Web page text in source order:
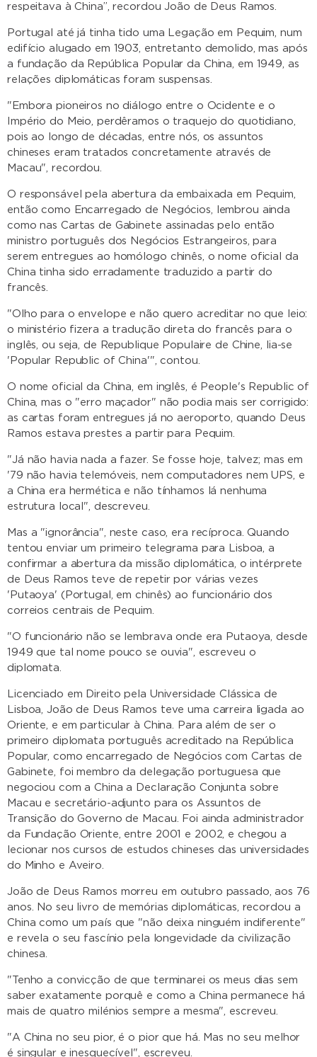
respeitava à China”, recordou João de Deus Ramos.
Portugal até já tinha tido uma Legação em Pequim, num
edifício alugado em 1903, entretanto demolido, mas após
a fundação da República Popular da China, em 1949, as
relações diplomáticas foram suspensas.
"Embora pioneiros no diálogo entre o Ocidente e o
Império do Meio, perdêramos o traquejo do quotidiano,
pois ao longo de décadas, entre nós, os assuntos
chineses eram tratados concretamente através de
Macau", recordou.
O responsável pela abertura da embaixada em Pequim,
então como Encarregado de Negócios, lembrou ainda
como nas Cartas de Gabinete assinadas pelo então
ministro português dos Negócios Estrangeiros, para
serem entregues ao homólogo chinês, o nome oficial da
China tinha sido erradamente traduzido a partir do
francês.
"Olho para o envelope e não quero acreditar no que leio:
o ministério fizera a tradução direta do francês para o
inglês, ou seja, de Republique Populaire de Chine, lia-se
'Popular Republic of China'", contou.
O nome oficial da China, em inglês, é People's Republic of
China, mas o "erro maçador" não podia mais ser corrigido:
as cartas foram entregues já no aeroporto, quando Deus
Ramos estava prestes a partir para Pequim.
"Já não havia nada a fazer. Se fosse hoje, talvez; mas em
'79 não havia telemóveis, nem computadores nem UPS, e
a China era hermética e não tínhamos lá nenhuma
estrutura local", descreveu.
Mas a "ignorância", neste caso, era recíproca. Quando
tentou enviar um primeiro telegrama para Lisboa, a
confirmar a abertura da missão diplomática, o intérprete
de Deus Ramos teve de repetir por várias vezes
'Putaoya' (Portugal, em chinês) ao funcionário dos
correios centrais de Pequim.
"O funcionário não se lembrava onde era Putaoya, desde
1949 que tal nome pouco se ouvia", escreveu o
diplomata.
Licenciado em Direito pela Universidade Clássica de
Lisboa, João de Deus Ramos teve uma carreira ligada ao
Oriente, e em particular à China. Para além de ser o
primeiro diplomata português acreditado na República
Popular, como encarregado de Negócios com Cartas de
Gabinete, foi membro da delegação portuguesa que
negociou com a China a Declaração Conjunta sobre
Macau e secretário-adjunto para os Assuntos de
Transição do Governo de Macau. Foi ainda administrador
da Fundação Oriente, entre 2001 e 2002, e chegou a
lecionar nos cursos de estudos chineses das universidades
do Minho e Aveiro.
João de Deus Ramos morreu em outubro passado, aos 76
anos. No seu livro de memórias diplomáticas, recordou a
China como um país que "não deixa ninguém indiferente"
e revela o seu fascínio pela longevidade da civilização
chinesa.
"Tenho a convicção de que terminarei os meus dias sem
saber exatamente porquê e como a China permanece há
mais de quatro milénios sempre a mesma", escreveu.
"A China no seu pior, é o pior que há. Mas no seu melhor
é singular e inesquecível", escreveu.